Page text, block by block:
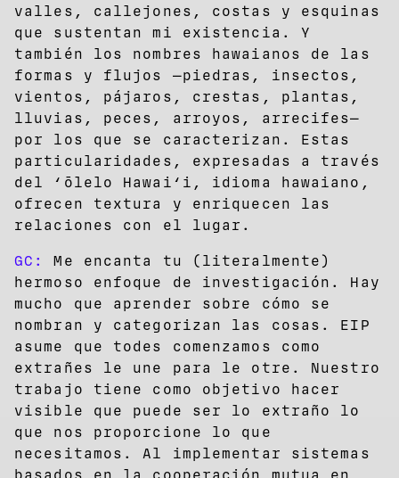
valles, callejones, costas y esquinas
que sustentan mi existencia. Y
también los nombres hawaianos de las
formas y flujos —piedras, insectos,
vientos, pájaros, crestas, plantas,
lluvias, peces, arroyos, arrecifes—
por los que se caracterizan. Estas
particularidades, expresadas a través
del ʻōlelo Hawaiʻi, idioma hawaiano,
ofrecen textura y enriquecen las
relaciones con el lugar.
GC:
Me encanta tu (literalmente)
hermoso enfoque de investigación. Hay
mucho que aprender sobre cómo se
nombran y categorizan las cosas. EIP
asume que todes comenzamos como
extrañes le une para le otre. Nuestro
trabajo tiene como objetivo hacer
visible que puede ser lo extraño lo
que nos proporcione lo que
necesitamos. Al implementar sistemas